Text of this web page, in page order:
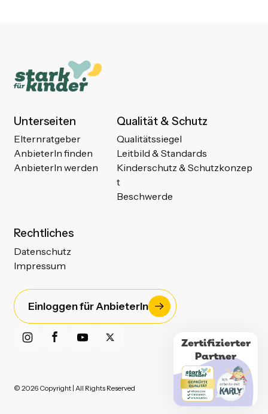
Unterseiten
Elternratgeber
AnbieterIn finden
AnbieterIn werden
Qualität & Schutz
Qualitätssiegel
Leitbild & Standards
Kinderschutz & Schutzkonzep
t
Beschwerde
Rechtliches
Datenschutz
Impressum
Einloggen für AnbieterIn
© 2026 Copyright | All Rights Reserved
Zertifizierter
Partner